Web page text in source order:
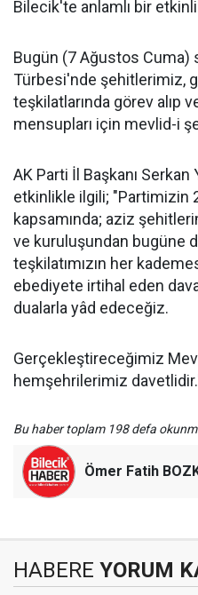
Bilecik'te anlamlı bir
Bugün (7 Ağustos Cuma)
Türbesi'nde şehitlerimiz,
teşkilatlarında görev alıp
mensupları için mevlid-i
AK Parti İl Başkanı
etkinlikle ilgili; "Partimizin
kapsamında; aziz
ve kuruluşundan bugüne
teşkilatımızın her
ebediyete irtihal eden
dualarla yâd edeceğiz.
Gerçekleştireceğimiz
hemşehrilerimiz
Bu haber toplam 198 defa
Ömer Fatih
HABERE YORUM